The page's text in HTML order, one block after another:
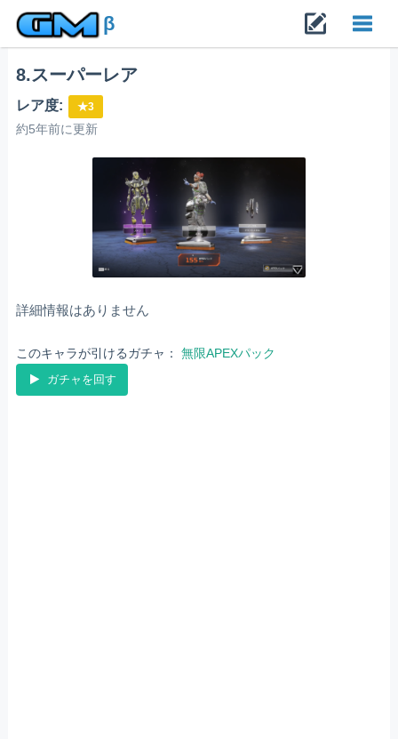
β
8.スーパーレア
レア度: ★3
約5年前に更新
詳細情報はありません
このキャラが引けるガチャ： 無限APEXパック
ガチャを回す